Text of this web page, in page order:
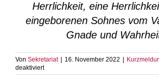
Herrlichkeit, eine
eingeborenen Sohnes vom
Gnade und
Von Sekretariat 16. November 2022
deaktiviertfür
Die